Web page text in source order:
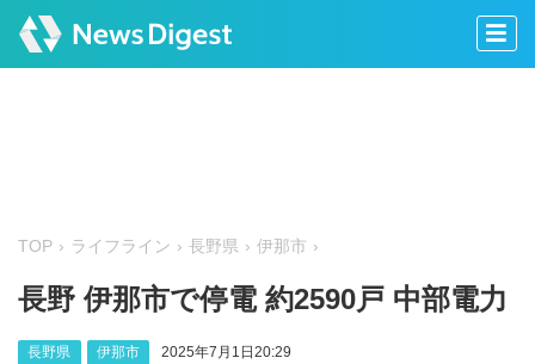
TOP ライフライン 長野県 伊那市
長野 伊那市で停電 約2590戸 中部電力
長野県 伊那市 2025年7月1日20:29